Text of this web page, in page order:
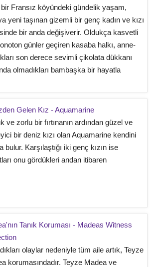
Fransız köyündeki gündelik yaşam,
yeni taşınan gizemli bir genç kadın ve kızı
bir anda değişiverir. Oldukça kasvetli
günler geçiren kasaba halkı, anne-
son derece sevimli çikolata dükkanı
olmadıkları bambaşka bir hayatla
Gelen Kız - Aquamarine
ve zorlu bir fırtınanın ardından güzel ve
bir deniz kızı olan Aquamarine kendini
bulur. Karşılaştığı iki genç kızın ise
onu gördükleri andan itibaren
Tanık Koruması - Madeas Witness
olaylar nedeniyle tüm aile artık, Teyze
korumasındadır. Teyze Madea ve